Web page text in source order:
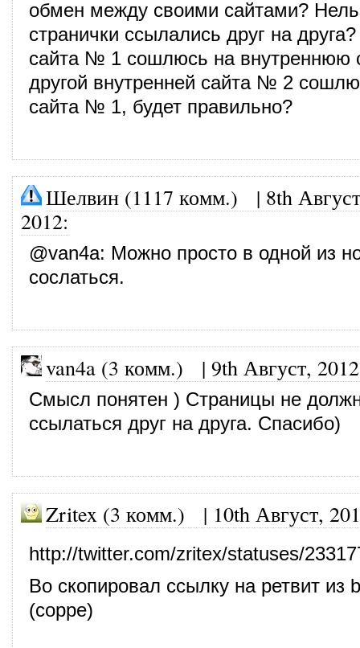
обмен между своими сайтами?
странички ссылались друг на
сайта № 1 сошлюсь на внутреннюю
другой внутренней сайта № 2
сайта № 1, будет правильно?
Шелвин (1117 комм.) | 8th
2012:
@van4a: Можно просто в одной из
сослаться.
van4a (3 комм.) | 9th Август, 2012
Смысл понятен ) Страницы не
ссылаться друг на друга. Спасибо)
Zritex (3 комм.) | 10th Август,
http://twitter.com/zritex/statuses/
Во скопировал ссылку на ретвит из
(сорре)